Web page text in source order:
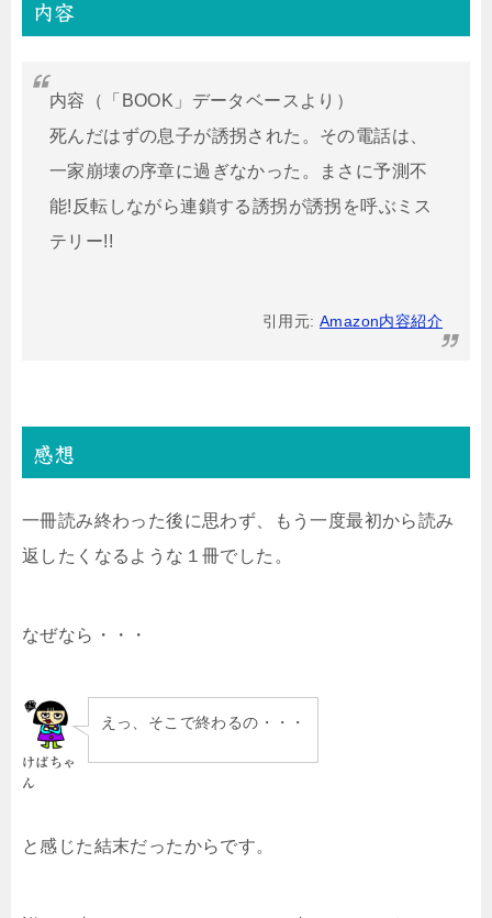
内容
内容（「BOOK」データベースより）
死んだはずの息子が誘拐された。その電話は、
一家崩壊の序章に過ぎなかった。まさに予測不
能!反転しながら連鎖する誘拐が誘拐を呼ぶミス
テリー!!
引用元: Amazon内容紹介
感想
一冊読み終わった後に思わず、もう一度最初から読み
返したくなるような１冊でした。
なぜなら・・・
けばちゃ
ん
えっ、そこで終わるの・・・
と感じた結末だったからです。